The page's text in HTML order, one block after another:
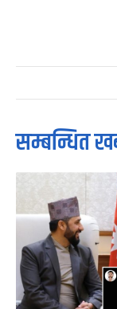
सम्बन्धित